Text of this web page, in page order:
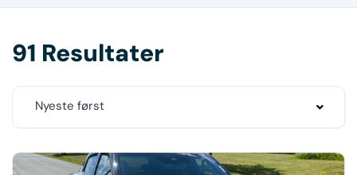
91 Resultater
Nyeste først